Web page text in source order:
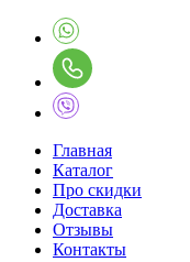
Главная
Каталог
Про скидки
Доставка
Отзывы
Контакты